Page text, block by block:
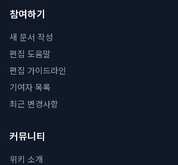
참여하기
새 문서 작성
편집 도움말
편집 가이드라인
기여자 목록
최근 변경사항
커뮤니티
위키 소개